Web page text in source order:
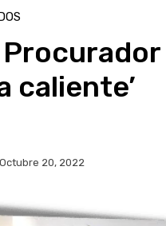
caliente’
Octubre 20, 2022